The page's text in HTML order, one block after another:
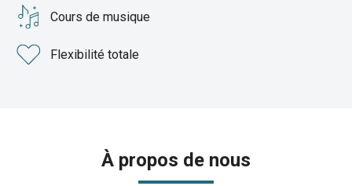
Cours de musique
Flexibilité totale
À propos de nous